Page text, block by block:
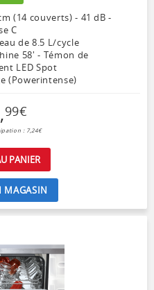
(14 couverts) - 41 dB -
C
de 8.5 L/cycle
58' - Témon de
LED Spot
(Powerintense)
,99€
: 7,24€
PANIER
MAGASIN